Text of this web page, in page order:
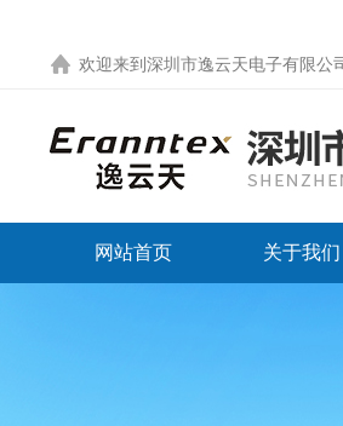
欢迎来到 深圳市逸云天电子有限公
网站首页 关于我们